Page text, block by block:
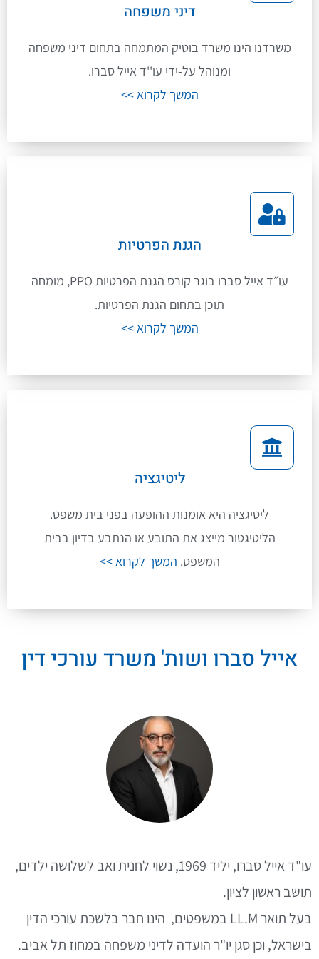
דיני משפחה
משרדנו הינו משרד בוטיק המתמחה בתחום דיני משפחה
ומנוהל על-ידי עו''ד אייל סברו.
המשך לקרוא >>
הגנת הפרטיות
עו״ד אייל סברו בוגר קורס הגנת הפרטיות PPO, מומחה
תוכן בתחום הגנת הפרטיות.
המשך לקרוא >>
ליטיגציה
ליטיגציה היא אומנות ההופעה בפני בית משפט.
הליטיגטור מייצג את התובע או הנתבע בדיון בבית
המשפט. המשך לקרוא >>
אייל סברו ושות' משרד עורכי דין
עו"ד אייל סברו, יליד 1969, נשוי לחנית ואב לשלושה ילדים,
תושב ראשון לציון.
בעל תואר LL.M במשפטים, הינו חבר בלשכת עורכי הדין
בישראל, וכן סגן יו"ר הועדה לדיני משפחה במחוז תל אביב.